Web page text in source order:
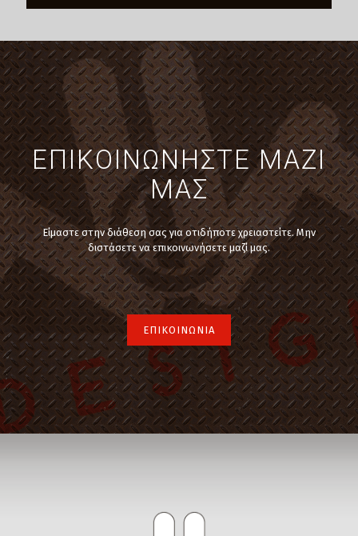
ΕΠΙΚΟΙΝΩΝΗΣΤΕ ΜΑΖΙ
ΜΑΣ
Είμαστε στην διάθεση σας για οτιδήποτε χρειαστείτε. Μην
διστάσετε να επικοινωνήσετε μαζί μας.
ΕΠΙΚΟΙΝΩΝΙΑ